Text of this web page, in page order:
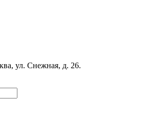
ул. Снежная, д. 26.